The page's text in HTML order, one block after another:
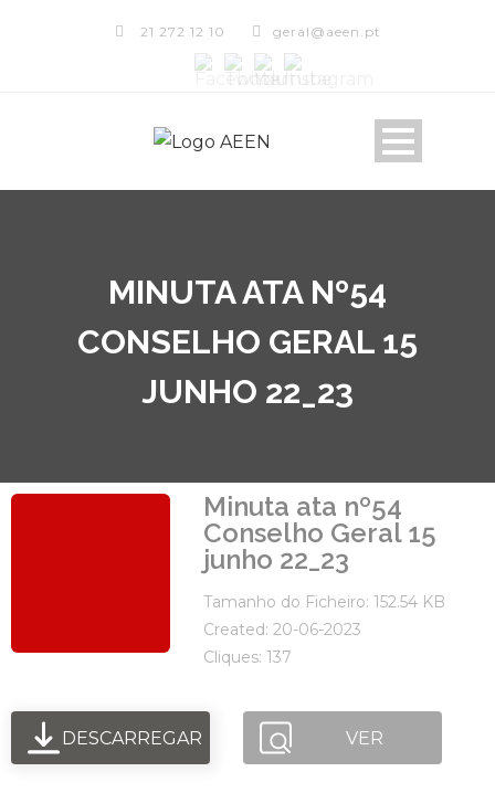
21 272 12 10 geral@aeen.pt
MINUTA ATA Nº54
CONSELHO GERAL 15
JUNHO 22_23
Minuta ata nº54
Conselho Geral 15
junho 22_23
Tamanho do Ficheiro: 152.54 KB
Created: 20-06-2023
Cliques: 137
DESCARREGAR VER